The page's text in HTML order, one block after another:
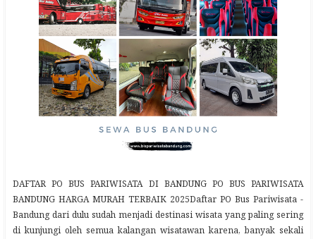
DAFTAR PO BUS PARIWISATA DI BANDUNG PO BUS PARIWISATA
BANDUNG HARGA MURAH TERBAIK 2025Daftar PO Bus Pariwisata -
Bandung dari dulu sudah menjadi destinasi wisata yang paling sering
di kunjungi oleh semua kalangan wisatawan karena, banyak sekali